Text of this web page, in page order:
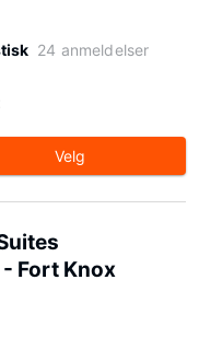
24 anmeldelser
Velg
Fort Knox